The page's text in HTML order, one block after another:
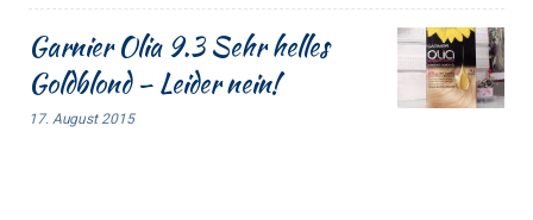
Garnier Olia 9.3 Sehr helles
Goldblond – Leider nein!
17. August 2015